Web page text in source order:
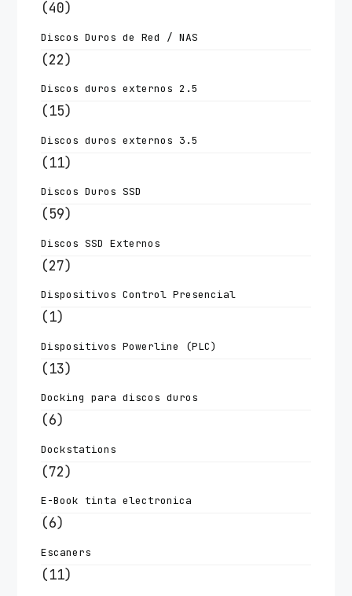
(40)
Discos Duros de Red / NAS
(22)
Discos duros externos 2.5
(15)
Discos duros externos 3.5
(11)
Discos Duros SSD
(59)
Discos SSD Externos
(27)
Dispositivos Control Presencial
(1)
Dispositivos Powerline (PLC)
(13)
Docking para discos duros
(6)
Dockstations
(72)
E-Book tinta electronica
(6)
Escaners
(11)